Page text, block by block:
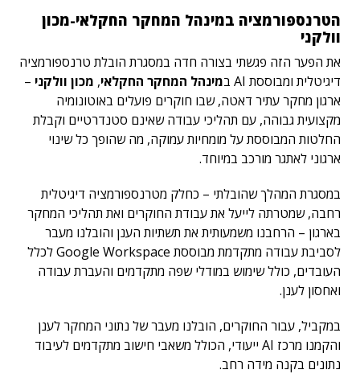
הטרנספורמציה במינהל המחקר החקלאי-מכון
וולקני
את הפער הזה פגשתי בצורה חדה במסגרת הובלת טרנספורמציה
דיגיטלית ומבוססת AI ב
מינהל המחקר החקלאי, מכון וולקני –
ארגון מחקר עתיר דאטה, שבו חוקרים פועלים באוטונומיה
מקצועית גבוהה, עם תהליכי עבודה שאינם סטנדרטיים וקבלת
החלטות המבוססת על מומחיות עמוקה, מה שהופך כל שינוי
ארגוני לאתגר מורכב במיוחד.
במסגרת המהלך שהובלתי – כחלק מטרנספורמציה דיגיטלית
רחבה, שמטרתה לייעל את עבודת החוקרים ואת תהליכי המחקר
בארגון – הרחבנו משמעותית את תשתיות הענן והובלנו מעבר
לסביבת עבודה מתקדמת מבוססת Google Workspace לכלל
העובדים, כולל שימוש במודלי שפה מתקדמים והעברת עבודה
ואחסון לענן.
במקביל, עבור החוקרים, הובלנו מעבר של נתוני המחקר לענן
והקמנו מרכז AI ייעודי, הכולל משאבי חישוב מתקדמים לעיבוד
נתונים בקנה מידה רחב.